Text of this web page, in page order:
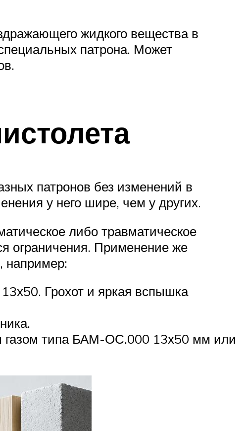
жидкого вещества в
патрона. Может
патронов без изменений в
у него шире, чем у других.
либо травматическое
ограничения. Применение же
например:
Грохот и яркая вспышка
газом типа БАМ-ОС.000 13х50 мм или